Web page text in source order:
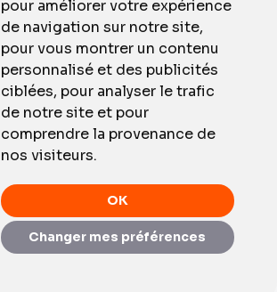
pour améliorer votre expérience
de navigation sur notre site,
pour vous montrer un contenu
personnalisé et des publicités
ciblées, pour analyser le trafic
de notre site et pour
comprendre la provenance de
nos visiteurs.
OK
Changer mes préférences